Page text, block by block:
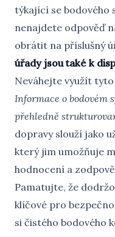
týkající se bodového
nenajdete odpověď
obrátit na příslušný
úřady jsou také k
Neváhejte využít
Informace o bodovém
přehledně
dopravy slouží jako
který jim umožňuje
hodnocení a
Pamatujte, že
klíčové pro
si čistého bodového